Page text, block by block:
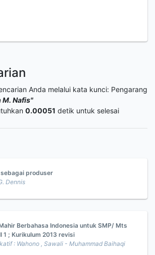
Anda melalui kata kunci: Pengarang
M. Nafis"
0.00051 detik untuk selesai
sebagai produser
Dennis
Berbahasa Indonesia untuk SMP/ Mts
1 ; Kurikulum 2013 revisi
: Wahono , Sawali - Muhammad Baihaqi